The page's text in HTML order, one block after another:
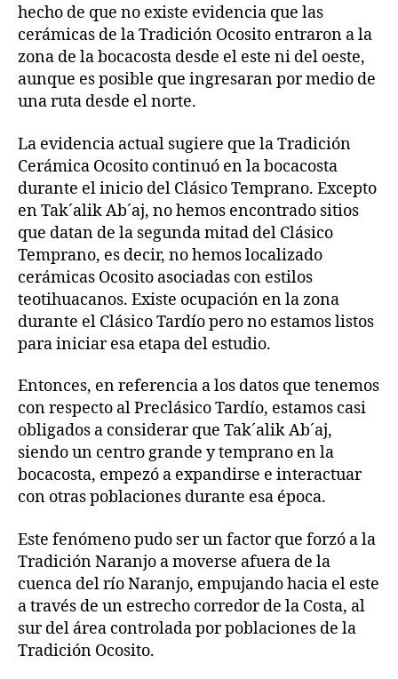
hecho de que no existe evidencia que las
cerámicas de la Tradición Ocosito entraron a la
zona de la bocacosta desde el este ni del oeste,
aunque es posible que ingresaran por medio de
una ruta desde el norte.
La evidencia actual sugiere que la Tradición
Cerámica Ocosito continuó en la bocacosta
durante el inicio del Clásico Temprano. Excepto
en Tak´alik Ab´aj, no hemos encontrado sitios
que datan de la segunda mitad del Clásico
Temprano, es decir, no hemos localizado
cerámicas Ocosito asociadas con estilos
teotihuacanos. Existe ocupación en la zona
durante el Clásico Tardío pero no estamos listos
para iniciar esa etapa del estudio.
Entonces, en referencia a los datos que tenemos
con respecto al Preclásico Tardío, estamos casi
obligados a considerar que Tak´alik Ab´aj,
siendo un centro grande y temprano en la
bocacosta, empezó a expandirse e interactuar
con otras poblaciones durante esa época.
Este fenómeno pudo ser un factor que forzó a la
Tradición Naranjo a moverse afuera de la
cuenca del río Naranjo, empujando hacia el este
a través de un estrecho corredor de la Costa, al
sur del área controlada por poblaciones de la
Tradición Ocosito.